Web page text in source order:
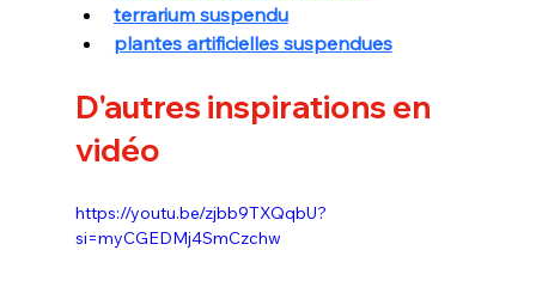
terrarium suspendu
plantes artificielles suspendues
D'autres inspirations en
vidéo
https://youtu.be/zjbb9TXQqbU?
si=myCGEDMj4SmCzchw